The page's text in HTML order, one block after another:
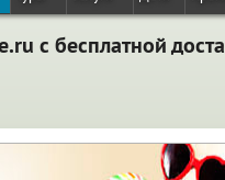
с бесплатной